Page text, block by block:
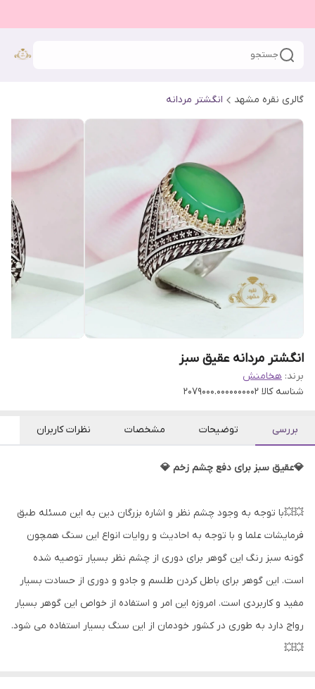
جستجو
گالری نقره مشهد انگشتر مردانه
انگشتر مردانه عقیق سبز
برند: هخامنش
شناسه کالا 2079000.0000000002
بررسی توضیحات مشخصات نظرات کاربران
💎عقیق سبز برای دفع چشم زخم 💎
💥💥با توجه به وجود چشم نظر و اشاره بزرگان دین به این مسئله طبق
فرمایشات علما و با توجه به احادیث و روایات انواع این سنگ همچون
گونه سبز رنگ این گوهر برای دوری از چشم نظر بسیار توصیه شده
است. این گوهر برای باطل کردن طلسم و جادو و دوری از حسادت بسیار
مفید و کاربردی است. امروزه این امر و استفاده از خواص این گوهر بسیار
رواج دارد به طوری در کشور خودمان از این سنگ بسیار استفاده می شود.
💥💥